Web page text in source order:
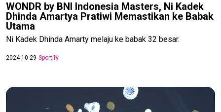
WONDR by BNI Indonesia Masters, Ni Kadek
Dhinda Amartya Pratiwi Memastikan ke Babak
Utama
Ni Kadek Dhinda Amarty melaju ke babak 32 besar.
2024-10-29 Sportify